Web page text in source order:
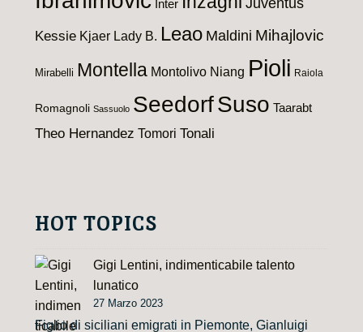
Inter
Kessie Kjaer Lady B. Leao Maldini Mihajlovic
Mirabelli Montella Montolivo Niang Pioli Raiola
Romagnoli Sassuolo SeedorfSuso Taarabt
Theo Hernandez Tomori Tonali
HOT TOPICS
Gigi Lentini, indimenticabile talento
lunatico
27 Marzo 2023
Figlio di siciliani emigrati in Piemonte, Gianluigi